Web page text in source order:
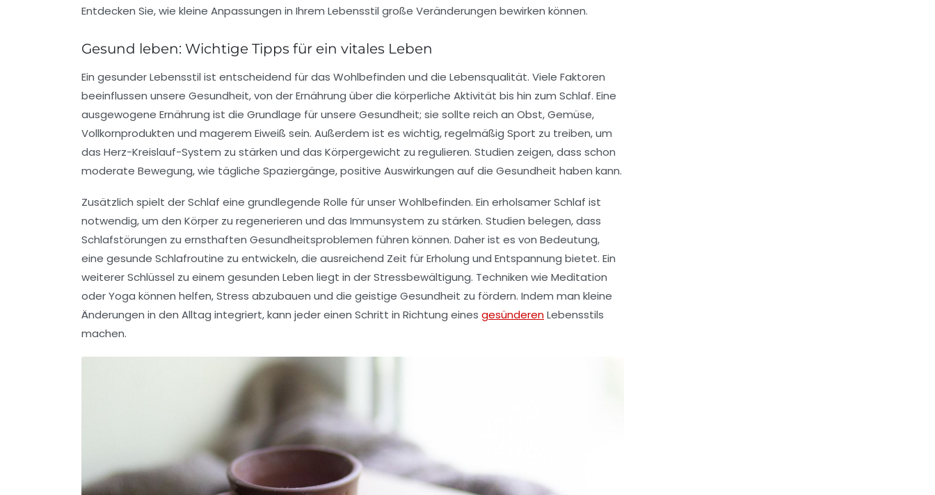
Entdecken Sie, wie kleine Anpassungen in Ihrem Lebensstil große Veränderungen bewirken können.
Gesund leben: Wichtige Tipps für ein vitales Leben
Ein gesunder Lebensstil ist entscheidend für das Wohlbefinden und die Lebensqualität. Viele Faktoren
beeinflussen unsere Gesundheit, von derErnährung über die körperliche Aktivität bis hin zum Schlaf. Eine
ausgewogene Ernährung ist die Grundlage für unsere Gesundheit; sie sollte reich an Obst, Gemüse,
Vollkornprodukten und magerem Eiweiß sein. Außerdem ist es wichtig, regelmäßig Sport zu treiben, um
das Herz-Kreislauf-System zu stärken und das Körpergewicht zu regulieren. Studien zeigen, dass schon
moderate Bewegung, wie tägliche Spaziergänge, positive Auswirkungen auf die Gesundheit haben kann.
Zusätzlich spielt derSchlaf eine grundlegende Rolle für unserWohlbefinden. Ein erholsamer Schlaf ist
notwendig, um den Körper zu regenerieren und das Immunsystem zu stärken. Studien belegen, dass
Schlafstörungen zu ernsthaften Gesundheitsproblemen führen können. Daher ist es von Bedeutung,
eine gesunde Schlafroutine zu entwickeln, die ausreichend Zeit für Erholung und Entspannung bietet. Ein
weiterer Schlüssel zu einem gesunden Leben liegt in derStressbewältigung. Techniken wie Meditation
oder Yoga können helfen, Stress abzubauen und die geistige Gesundheit zu fördern. Indem man kleine
Änderungen in den Alltag integriert, kann jeder einen Schritt in Richtung eines gesünderenLebensstils
machen.